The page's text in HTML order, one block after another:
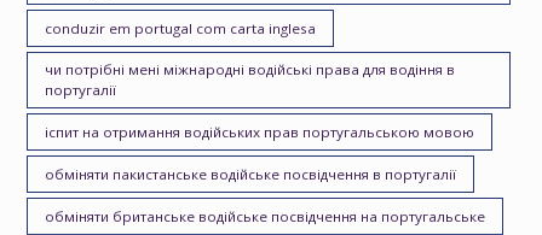
conduzir em portugal com carta inglesa
чи потрібні мені міжнародні водійські права для водіння в
португалії
іспит на отримання водійських прав португальською мовою
обміняти пакистанське водійське посвідчення в португалії
обміняти британське водійське посвідчення на португальське